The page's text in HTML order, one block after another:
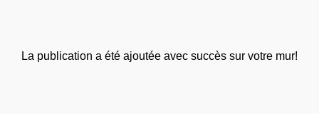
La publication a été ajoutée avec succès sur votre mur!